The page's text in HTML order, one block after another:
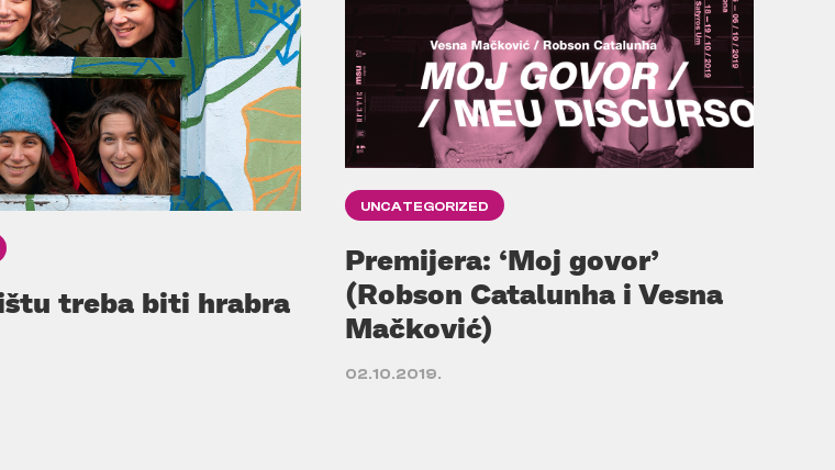
treba biti hrabra
UNCATEGORIZED
Premijera: ‘Moj govor’
(Robson Catalunha i Vesna
Mačković)
02.10.2019.